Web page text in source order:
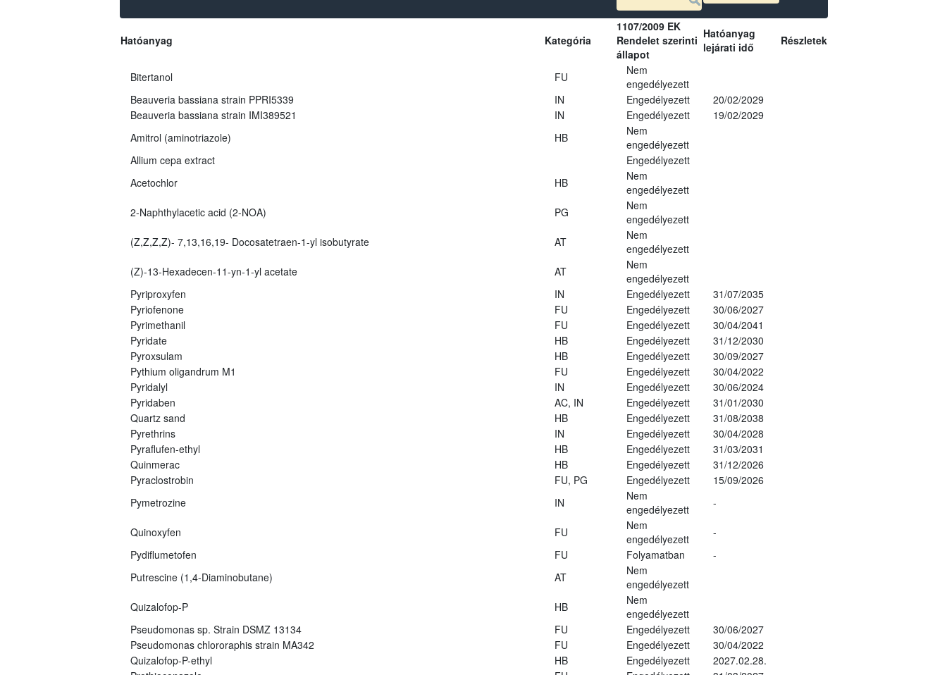
Hatóanyag Kategória
1107/2009 EK
Rendelet szerinti
állapot
Hatóanyag
lejárati idő
Részletek
Bitertanol FU
Nem
engedélyezett
Beauveria bassiana strain PPRI5339
IN Engedélyezett
20/02/2029
Beauveria bassiana strain IMI389521
IN Engedélyezett
19/02/2029
Amitrol (aminotriazole)
HB
Nem
engedélyezett
Allium cepa extract
Engedélyezett
Acetochlor
HB
Nem
engedélyezett
2-Naphthylacetic acid (2-NOA)
PG
Nem
engedélyezett
(Z,Z,Z,Z)- 7,13,16,19- Docosatetraen-1-yl isobutyrate
AT
Nem
engedélyezett
(Z)-13-Hexadecen-11-yn-1-yl acetate
AT
Nem
engedélyezett
Pyriproxyfen
IN Engedélyezett
31/07/2035
Pyriofenone
FU Engedélyezett
30/06/2027
Pyrimethanil
FU Engedélyezett
30/04/2041
Pyridate
HB Engedélyezett
31/12/2030
Pyroxsulam
HB Engedélyezett
30/09/2027
Pythium oligandrum M1
FU Engedélyezett
30/04/2022
Pyridalyl
IN Engedélyezett
30/06/2024
Pyridaben
AC, IN Engedélyezett
31/01/2030
Quartz sand
HB Engedélyezett
31/08/2038
Pyrethrins
IN Engedélyezett
30/04/2028
Pyraflufen-ethyl
HB Engedélyezett
31/03/2031
Quinmerac
HB Engedélyezett
31/12/2026
Pyraclostrobin
FU, PG Engedélyezett
15/09/2026
Pymetrozine
IN
Nem
engedélyezett
-
Quinoxyfen FU
Nem
engedélyezett
-
Pydiflumetofen
FU Folyamatban
-
Putrescine (1,4-Diaminobutane)
AT
Nem
engedélyezett
Quizalofop-P
HB
Nem
engedélyezett
Pseudomonas sp. Strain DSMZ 13134
FU Engedélyezett
30/06/2027
Pseudomonas chlororaphis strain MA342
FU Engedélyezett
30/04/2022
Quizalofop-P-ethyl
HB Engedélyezett
2027.02.28.